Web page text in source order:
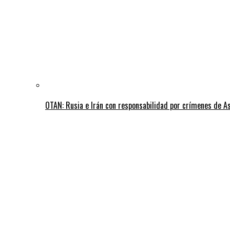
OTAN: Rusia e Irán con responsabilidad por crímenes de